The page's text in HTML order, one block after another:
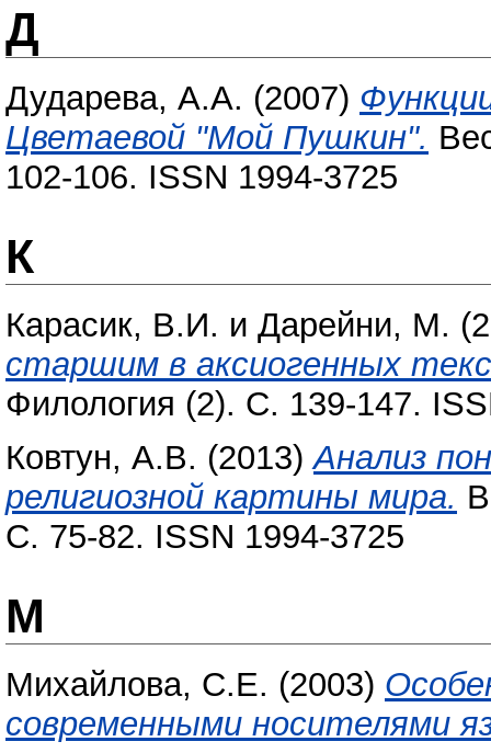
Д
Дударева, А.А. (2007)
Цветаевой "Мой Пушкин".
102-106. ISSN 1994-3725
К
Карасик, В.И. и Дарейни, М.
старшим в аксиогенных
Филология (2). С. 139-147.
Ковтун, А.В. (2013)Анализ
религиозной картины мира.
С. 75-82. ISSN 1994-3725
М
Михайлова, С.Е. (2003)
современными носителями